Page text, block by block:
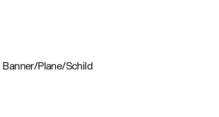
Banner/Plane/Schild